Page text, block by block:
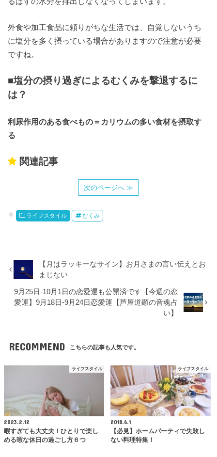
外食や加工食品に頼りがちな生活では、自覚しないうち
に塩分を多く摂っている場合がありますので注意が必要
ですね。
■塩分の摂り過ぎによるむくみを撃退するに
は？
利尿作用のある食べもの＝カリウムの多い食材を摂取す
る
関連記事
次のページへ ≫
ライフスタイル むくみ
【月はラッキーなサイン】お月さまの言い伝えとお
まじない
9月25日-10月1日の恋愛運も公開済です【今週の恋
愛運】9月18日-9月24日恋愛運【芦屋道顕の音魂占
い】
RECOMMEND こちらの記事も人気です。
ライフスタイル
2023.2.12
暇すぎても大丈夫！ひとりで楽し
める暇な休日の過ごし方６つ
ライフスタイル
2018.6.1
【必見】ホームパーティで失敗し
ない料理特集！